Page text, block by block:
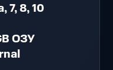
7, 8, 10
ОЗУ